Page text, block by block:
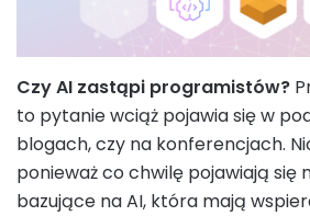
Czy AI zastąpi programistów?
to pytanie wciąż pojawia się w
blogach, czy na konferencjach.
ponieważ co chwilę pojawiają się
bazujące na AI, która mają